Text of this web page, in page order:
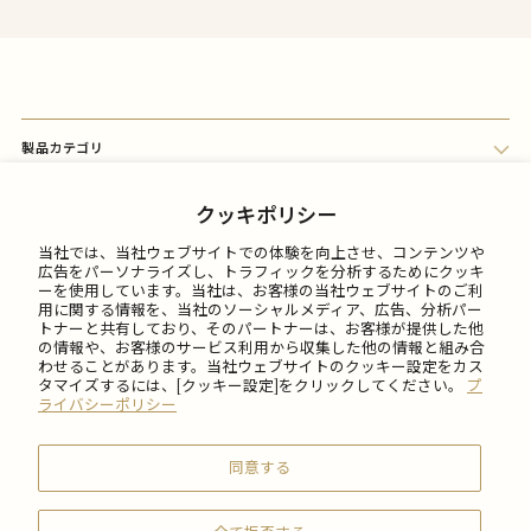
クッキポリシー
当社では、当社ウェブサイトでの体験を向上させ、コンテンツや
広告をパーソナライズし、トラフィックを分析するためにクッキ
ーを使用しています。当社は、お客様の当社ウェブサイトのご利
用に関する情報を、当社のソーシャルメディア、広告、分析パー
トナーと共有しており、そのパートナーは、お客様が提供した他
の情報や、お客様のサービス利用から収集した他の情報と組み合
わせることがあります。当社ウェブサイトのクッキー設定をカス
タマイズするには、[クッキー設定]をクリックしてください。 プ
ライバシーポリシー
同意する
製品カテゴリ
FAQ
ご利用について
会社情報